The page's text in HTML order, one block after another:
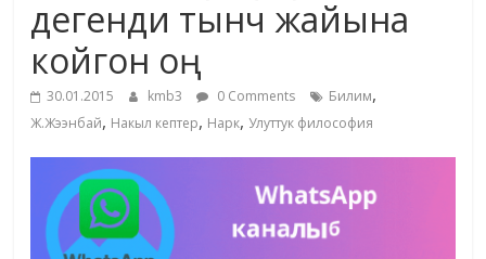
дегенди тынч жайына
койгон оң
30.01.2015 kmb3 0 Comments Билим,
Ж.Жээнбай, Накыл кептер, Нарк, Улуттук философия